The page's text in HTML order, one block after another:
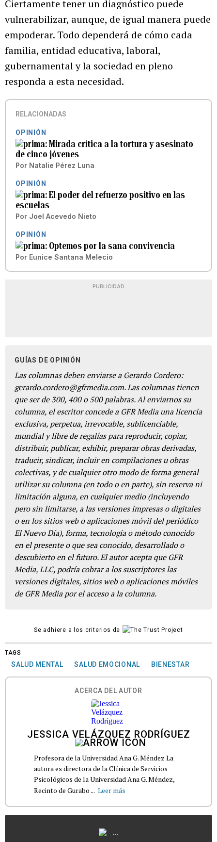
Ciertamente tener un diagnóstico puede
vulnerabilizar, aunque, de igual manera puede
empoderar. Todo dependerá de cómo cada
familia, entidad educativa, laboral,
gubernamental y la sociedad en pleno
responda a esta necesidad.
RELACIONADAS
OPINIÓN
Mirada crítica a la tortura y asesinato
de cinco jóvenes
Por Natalie Pérez Luna
OPINIÓN
El poder del refuerzo positivo en las
escuelas
Por Joel Acevedo Nieto
OPINIÓN
Optemos por la sana convivencia
Por Eunice Santana Melecio
PUBLICIDAD
GUÍAS DE OPINIÓN
Las columnas deben enviarse a Gerardo Cordero:
gerardo.cordero@gfrmedia.com. Las columnas tienen
que ser de 300, 400 o 500 palabras. Al enviarnos su
columna, el escritor concede a GFR Media una licencia
exclusiva, perpetua, irrevocable, sublicenciable,
mundial y libre de regalías para reproducir, copiar,
distribuir, publicar, exhibir, preparar obras derivadas,
traducir, sindicar, incluir en compilaciones u obras
colectivas, y de cualquier otro modo de forma general
utilizar su columna (en todo o en parte), sin reserva ni
limitación alguna, en cualquier medio (incluyendo
pero sin limitarse, a las versiones impresas o digitales
o en los sitios web o aplicaciones móvil del periódico
El Nuevo Día), forma, tecnología o método conocido
en el presente o que sea conocido, desarrollado o
descubierto en el futuro. El autor acepta que GFR
Media, LLC, podría cobrar a los suscriptores las
versiones digitales, sitios web o aplicaciones móviles
de GFR Media por el acceso a la columna.
Se adhiere a los criterios de
TAGS
SALUD MENTAL SALUD EMOCIONAL BIENESTAR
ACERCA DEL AUTOR
JESSICA VELÁZQUEZ RODRÍGUEZ
Profesora de la Universidad Ana G. Méndez La
autora es directora de la Clínica de Servicios
Psicológicos de la Universidad Ana G. Méndez,
Recinto de Gurabo ... Leer más
...